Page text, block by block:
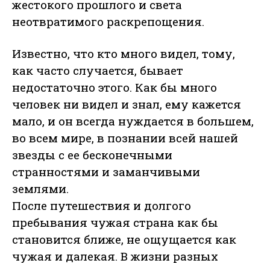
жестокого прошлого и света
неотвратимого раскрепощения.
Известно, что кто много видел, тому,
как часто случается, бывает
недостаточно этого. Как бы много
человек ни видел и знал, ему кажется
мало, и он всегда нуждается в большем,
во всем мире, в познании всей нашей
звезды с ее бесконечными
странностями и заманчивыми
землями.
После путешествия и долгого
пребывания чужая страна как бы
становится ближе, не ощущается как
чужая и далекая. В жизни разных